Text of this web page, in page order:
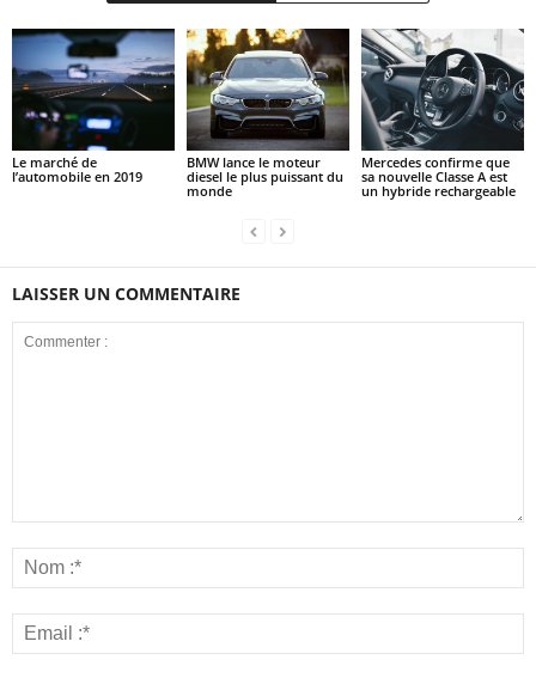
Le marché de
l’automobile en 2019
BMW lance le moteur
diesel le plus puissant du
monde
Mercedes confirme que
sa nouvelle Classe A est
un hybride rechargeable
LAISSER UN COMMENTAIRE